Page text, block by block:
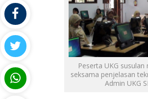
Peserta UKG
seksama penjelasan
Admin UKG